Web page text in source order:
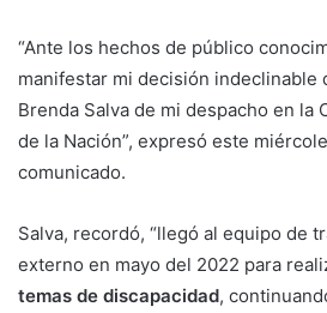
“Ante los hechos de público
manifestar mi decisión indeclinable
Brenda Salva de mi despacho en la
de la Nación”, expresó este
comunicado.
Salva, recordó, “llegó al equipo de
externo en mayo del 2022 para
temas de discapacidad,